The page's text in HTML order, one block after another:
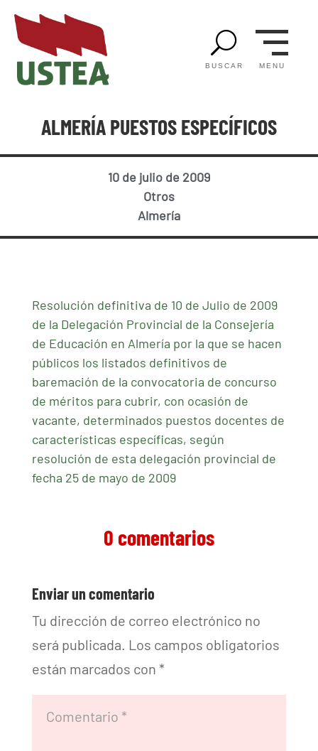
U
BUSCAR MENU
ALMERÍA PUESTOS ESPECÍFICOS
10 de julio de 2009
Otros
Almería
Resolución definitiva de 10 de Julio de 2009
de la Delegación Provincial de la Consejería
de Educación en Almería por la que se hacen
públicos los listados definitivos de
baremación de la convocatoria de concurso
de méritos para cubrir, con ocasión de
vacante, determinados puestos docentes de
características específicas, según
resolución de esta delegación provincial de
fecha 25 de mayo de 2009
0 comentarios
Enviar un comentario
Tu dirección de correo electrónico no
será publicada. Los campos obligatorios
están marcados con *